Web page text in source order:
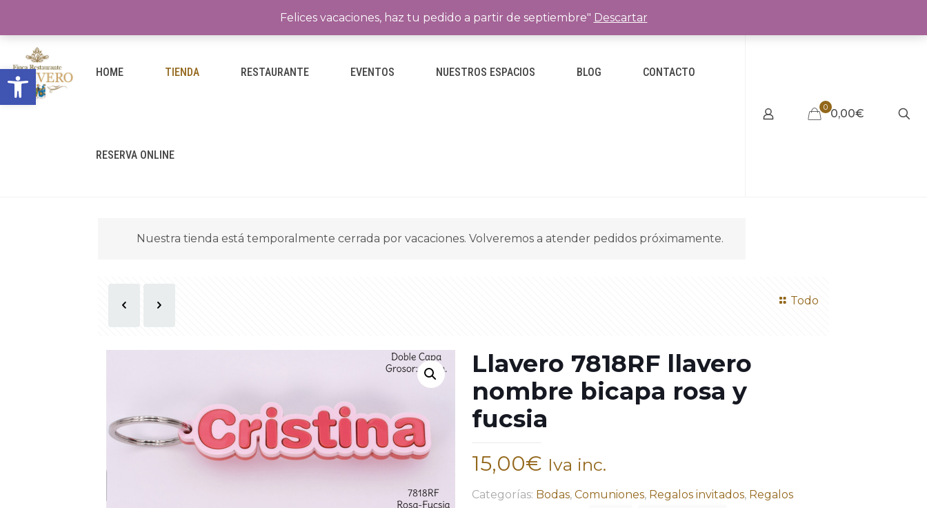
Abrir barra de herramientas
HOME TIENDA RESTAURANTE EVENTOS NUESTROS ESPACIOS BLOG CONTACTO
RESERVA ONLINE
0 0,00€
Nuestra tienda está temporalmente cerrada por vacaciones. Volveremos a atender pedidos próximamente.
Todo
Llavero 7818RF llavero
nombre bicapa rosa y
fucsia
15,00€ Iva inc.
Categorías: Bodas, Comuniones, Regalos invitados, Regalos
Felices vacaciones, haz tu pedido a partir de septiembre" Descartar